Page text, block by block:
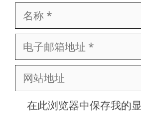
名
称
电
子
邮
网
站
在此浏览器中保存我的